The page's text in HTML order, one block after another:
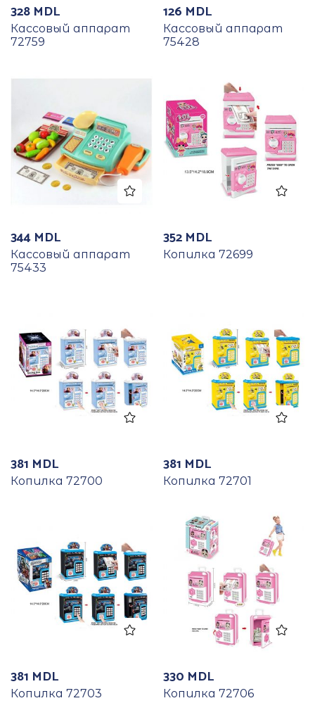
328 MDL
Кассовый аппарат
72759
126 MDL
Кассовый аппарат
75428
344 MDL
Кассовый аппарат
75433
352 MDL
Копилка 72699
381 MDL
Копилка 72700
381 MDL
Копилка 72701
381 MDL
Копилка 72703
330 MDL
Копилка 72706